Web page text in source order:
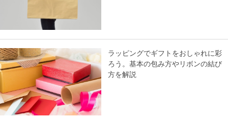
ラッピングでギフトをおしゃれに彩
ろう。基本の包み方やリボンの結び
方を解説